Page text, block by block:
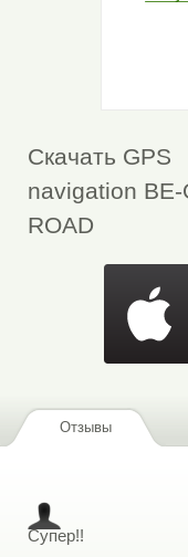
Скачать GPS
navigation BE-
ROAD
Отзывы
Супер!!